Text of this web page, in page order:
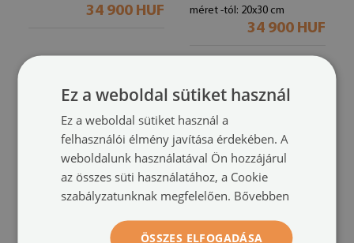
34 900 HUF méret -tól: 20x30 cm
34 900 HUF
Keretezett poliptichon
Dekorációs képkészlet
Ez a weboldal sütiket használ
Ez a weboldal sütiket használ a
felhasználói élmény javítása érdekében. A
weboldalunk használatával Ön hozzájárul
az összes süti használatához, a Cookie
szabályzatunknak megfelelően. Bővebben
ÖSSZES ELFOGADÁSA